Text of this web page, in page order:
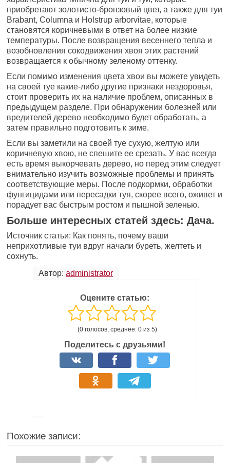
приобретают золотисто-бронзовый цвет, а также для туи
Brabant, Columna и Holstrup arborvitae, которые
становятся коричневыми в ответ на более низкие
температуры. После возвращения весеннего тепла и
возобновления сокодвижения хвоя этих растений
возвращается к обычному зеленому оттенку.
Если помимо изменения цвета хвои вы можете увидеть
на своей туе какие-либо другие признаки нездоровья,
стоит проверить их на наличие проблем, описанных в
предыдущем разделе. При обнаружении болезней или
вредителей дерево необходимо будет обработать, а
затем правильно подготовить к зиме.
Если вы заметили на своей туе сухую, желтую или
коричневую хвою, не спешите ее срезать. У вас всегда
есть время выкорчевать дерево, но перед этим следует
внимательно изучить возможные проблемы и принять
соответствующие меры. После подкормки, обработки
фунгицидами или пересадки туя, скорее всего, оживет и
порадует вас быстрым ростом и пышной зеленью.
Больше интересных статей здесь: Дача.
Источник статьи: Как понять, почему ваши
неприхотливые туи вдруг начали буреть, желтеть и
сохнуть.
Автор: administrator
Оцените статью:
(0 голосов, среднее: 0 из 5)
Поделитесь с друзьями!
Похожие записи: